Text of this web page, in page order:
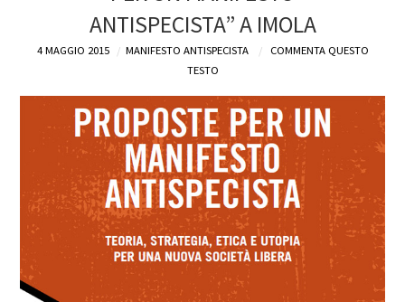
ANTISPECISTA” A IMOLA
4 MAGGIO 2015 MANIFESTO ANTISPECISTA
COMMENTA QUESTO
TESTO